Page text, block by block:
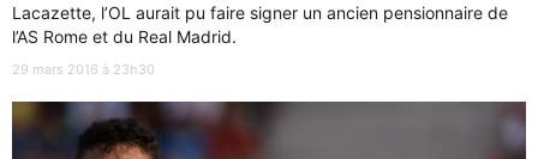
Lacazette, l’OL aurait pu faire signer un ancien pensionnaire de
l’AS Rome et du Real Madrid.
29 mars 2016 à 23h30